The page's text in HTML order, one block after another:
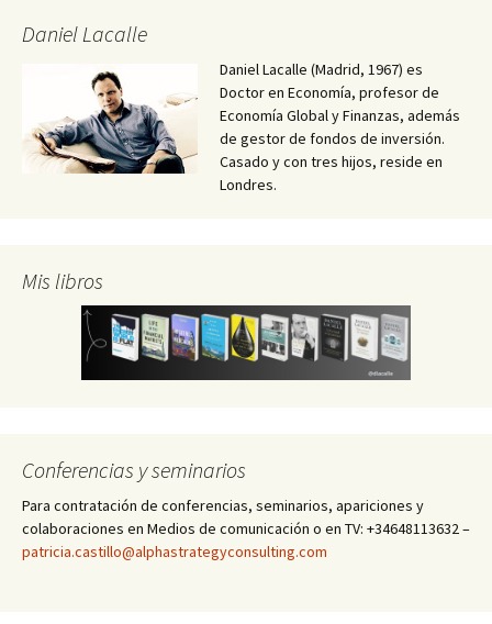
Daniel Lacalle
Daniel Lacalle (Madrid, 1967) es
Doctor en Economía, profesor de
Economía Global y Finanzas, además
de gestor de fondos de inversión.
Casado y con tres hijos, reside en
Londres.
Mis libros
Conferencias y seminarios
Para contratación de conferencias, seminarios, apariciones y
colaboraciones en Medios de comunicación o en TV: +34648113632 –
patricia.castillo@alphastrategyconsulting.com